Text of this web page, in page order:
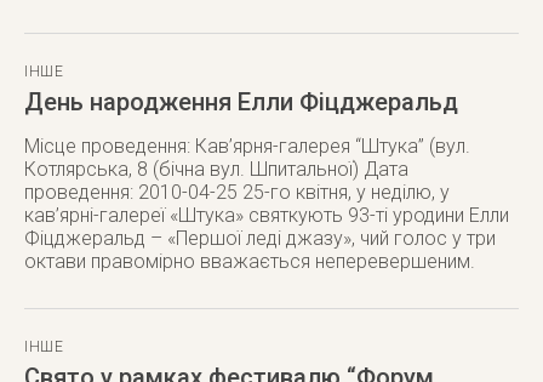
ІНШЕ
День народження Елли Фіцджеральд
Місце проведення: Кав’ярня-галерея “Штука” (вул.
Котлярська, 8 (бічна вул. Шпитальної) Дата
проведення: 2010-04-25 25-го квітня, у неділю, у
кав’ярні-галереї «Штука» святкують 93-ті уродини Елли
Фіцджеральд – «Першої леді джазу», чий голос у три
октави правомірно вважається неперевершеним.
ІНШЕ